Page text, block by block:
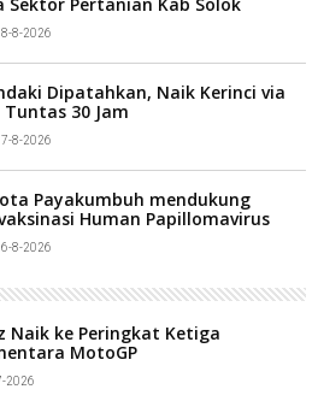
Sektor Pertanian Kab Solok
8-8-2026
Dipatahkan, Naik Kerinci via
30 Jam
7-8-2026
Payakumbuh mendukung
Human Papillomavirus
sipil negara (ASN) dan
6-8-2026
Naik ke Peringkat Ketiga
MotoGP
2026